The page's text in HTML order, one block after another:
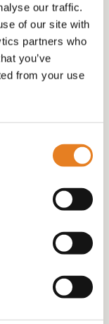
our traffic.
of our site with
partners who
you’ve
from your use
)